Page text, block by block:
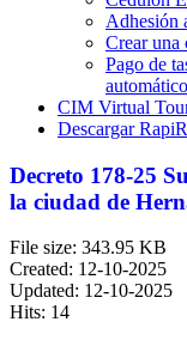
Adhesión
Crear una
Pago de
automático
CIM Virtual
Descargar
Decreto 178-25
la ciudad de
File size: 343.95 KB
Created: 12-10-2025
Updated: 12-10-2025
Hits: 14